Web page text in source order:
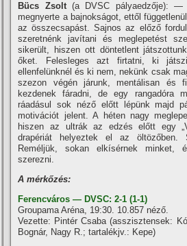
Bücs Zsolt(a DVSC pályaedzője): —
megnyerte a bajnokságot, ettől
az összecsapást. Sajnos az előző
szeretnénk javí­tani és meglepetést
sikerült, hiszen ott döntetlent
őket. Felesleges azt firtatni, ki
ellenfelünknél és ki nem, nekünk csak
szezon végén járunk, mentálisan és
kezdenek fáradni, de egy rangadóra
ráadásul sok néző előtt lépünk majd
motivációt jelent. A héten nagy
hiszen az ultrák az edzés előtt egy
drapériát helyeztek el az öltözőben.
Reméljük, sokan elkí­sérnek minket,
szerezni.
A mérkőzés:
Ferencváros — DVSC: 2-1 (1-1)
Groupama Aréna, 19:30. 10.857 néző.
Vezette: Pintér Csaba (asszisztensek:
Bognár, Nagy R.; tartalékjv.: Kepe)